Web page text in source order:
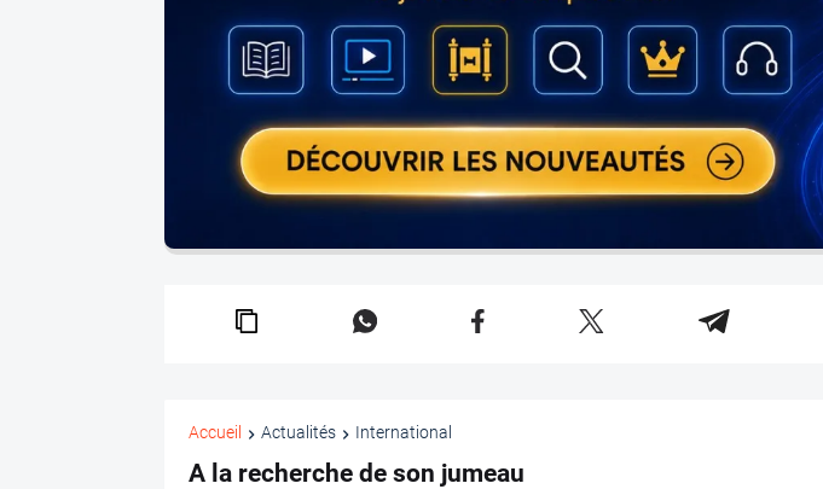
Accueil Actualités International
A la recherche de son jumeau